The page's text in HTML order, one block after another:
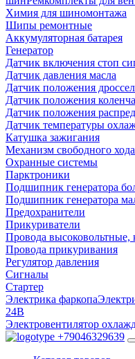
Химия для шиномонтажа
Шипы ремонтные
Аккумуляторная батарея
Генератор
Датчик включения стоп
Датчик давления масла
Датчик положения
Датчик положения
Датчик положения
Датчик температуры
Катушка зажигания
Механизм свободного хода
Охранные системы
Парктроники
Подшипник генератора
Подшипник генератора
Предохранители
Прикуриватели
Провода высоковольтные,
Провода прикуривания
Регулятор давления
Сигналы
Стартер
Электрика фаркопа
24В
Электровентилятор
+79046329639